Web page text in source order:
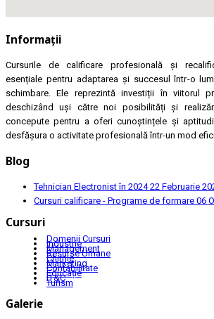
Informații
Cursurile de calificare profesională și
esențiale pentru adaptarea și succesul într-o
schimbare. Ele reprezintă investiții în viitorul
deschizând uși către noi posibilități și
concepute pentru a oferi cunoștințele și
desfășura o activitate profesională într-un mod
Blog
Tehnician Electronist în 202422 Februarie
Cursuri calificare - Programe de formare 06
Cursuri
Domenii Cursuri
Industrie
Management
Resurse Umane
Chimie
Marketing
Contabilitate
Educație
IT&C
Turism
Galerie